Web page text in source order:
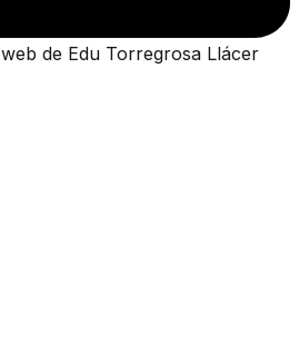
web de Edu Torregrosa Llácer